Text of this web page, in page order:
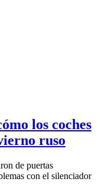
los coches
ruso
de puertas
con el silenciador